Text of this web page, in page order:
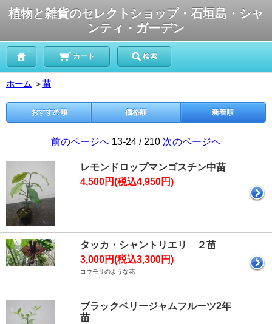
植物と雑貨のセレクトショップ・石垣島・シャ
ンティ・ガーデン
カート 検索
ホーム ＞苗
おすすめ順 価格順 新着順
前のページへ 13-24 / 210 次のページへ
レモンドロップマンゴスチン中苗
4,500円(税込4,950円)
タッカ・シャントリエリ ２苗
3,000円(税込3,300円)
コウモリのような花
ブラックベリージャムフルーツ2年
苗